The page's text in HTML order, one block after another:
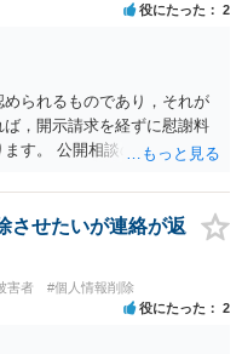
役にたった 2
られるものであり，それが
，開示請求を経ずに慰謝料
す。 公開相談の場では回答
させたいが連絡が返
害者 #個人情報削除
役にたった 2